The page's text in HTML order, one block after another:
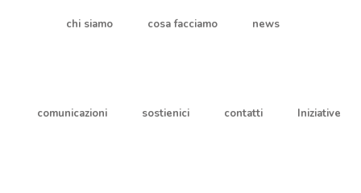
chi siamo cosa facciamo news
comunicazioni sostienici contatti Iniziative